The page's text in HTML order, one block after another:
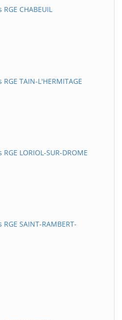
CHABEUIL
TAIN-L'HERMITAGE
LORIOL-SUR-DROME
SAINT-RAMBERT-